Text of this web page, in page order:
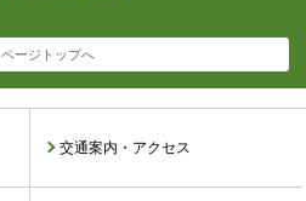
ページトップへ
交通案内・アクセス